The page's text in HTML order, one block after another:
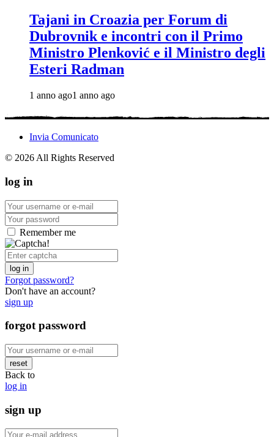
Tajani in Croazia per Forum di
Dubrovnik e incontri con il Primo
Ministro Plenković e il Ministro degli
Esteri Radman
1 anno ago1 anno ago
Invia Comunicato
© 2026 All Rights Reserved
log in
Remember me
log in
Forgot password?
Don't have an account?
sign up
forgot password
reset
Back to
log in
sign up